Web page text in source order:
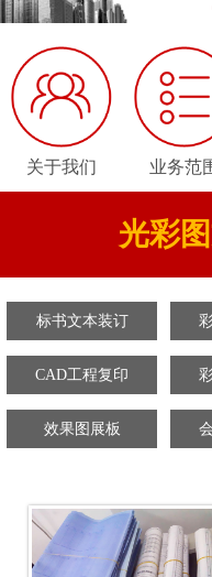
关于我们 业务范
光彩
标书文本装订
CAD工程复印
效果图展板